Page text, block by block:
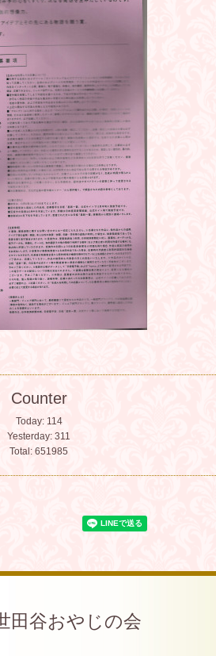
Counter
Today: 114
Yesterday: 311
Total: 651985
田谷おやじの会